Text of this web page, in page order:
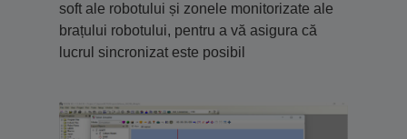
soft ale robotului și zonele monitorizate ale
brațului robotului, pentru a vă asigura că
lucrul sincronizat este posibil